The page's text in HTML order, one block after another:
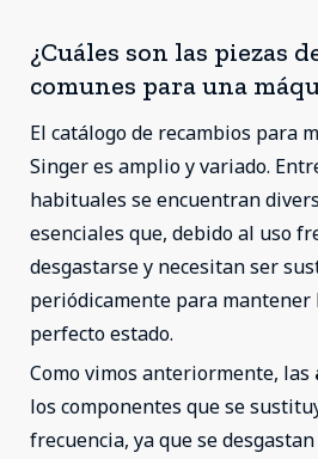
¿Cuáles son las piezas
comunes para una
El catálogo de recambios para
Singer es amplio y variado.
habituales se encuentran
esenciales que, debido al uso
desgastarse y necesitan ser
periódicamente para mantener
perfecto estado.
Como vimos anteriormente, las
los componentes que se
frecuencia, ya que se